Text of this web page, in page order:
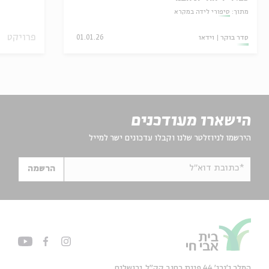
מתוך: סיפורי לידה במקרא
סדר בוקר וידאו 01.01.26 פרויקט
הישארו מעודכנים
הירשמו לניוזלטר שלנו וקבלו עדכונים ישר למייל
*כתובת דוא"ל הרשמה